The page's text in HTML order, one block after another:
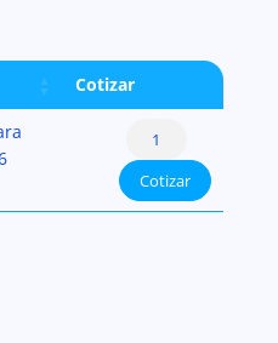
Cotizar
Aplicadores
de
Cemento
Weld-
Cotizar